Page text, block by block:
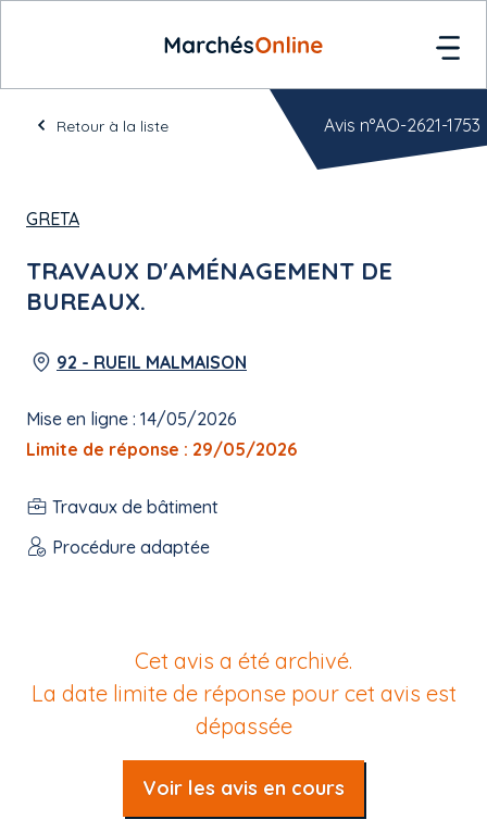
Retour à la liste
GRETA
TRAVAUX D'AMÉNAGEMENT DE
BUREAUX.
92 - RUEIL MALMAISON
Mise en ligne : 14/05/2026
Limite de réponse : 29/05/2026
Travaux de bâtiment
Procédure adaptée
Avis n°AO-2621-1753
Cet avis a été archivé.
La date limite de réponse pour cet avis est
dépassée
Voir les avis en cours